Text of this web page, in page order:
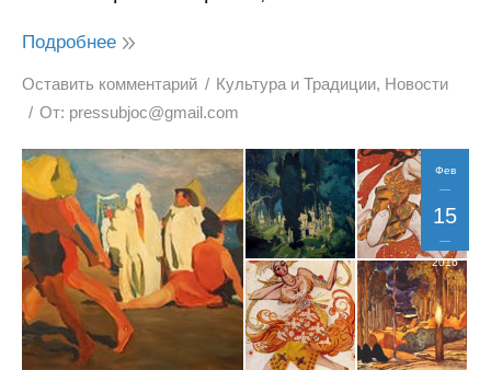
Подробнее
Оставить комментарий Культура и Традиции, Новости
От: pressubjoc@gmail.com
Фев
15
2016